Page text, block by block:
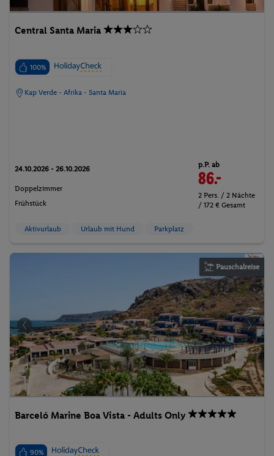
Central Santa Maria
100%
Kap Verde - Afrika - Santa Maria
24.10.2026 - 26.10.2026
Doppelzimmer
Frühstück
p.P. ab
86.-
2 Pers. / 2 Nächte
/ 172 € Gesamt
Aktivurlaub Urlaub mit Hund Parkplatz
Pauschalreise
Barceló Marine Boa Vista - Adults Only
90%